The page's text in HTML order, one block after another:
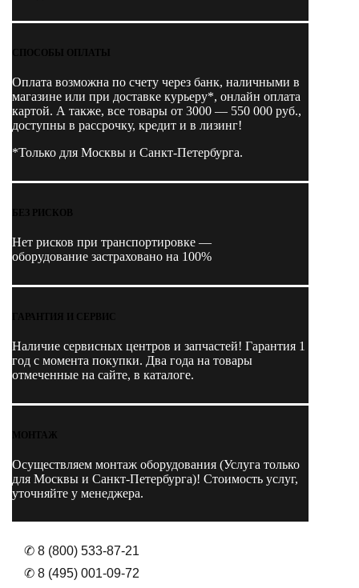
СПОСОБЫ ОПЛАТЫ
Оплата возможна по счету через банк, наличными в
магазине или при доставке курьеру*, онлайн оплата
картой. А также, все товары от 3000 — 550 000 руб.,
доступны в рассрочку, кредит и в лизинг!
*Только для Москвы и Санкт-Петербурга.
БЕЗ РИСКОВ
Нет рисков при транспортировке —
оборудование застраховано на 100%
ГАРАНТИЯ И СЕРВИС
Наличие сервисных центров и запчастей! Гарантия 1
год с момента покупки. Два года на товары
отмеченные на сайте, в каталоге.
МОНТАЖ
Осуществляем монтаж оборудования (Услуга только
для Москвы и Санкт-Петербурга)! Стоимость услуг,
уточняйте у менеджера.
✆ 8 (800) 533-87-21
✆ 8 (495) 001-09-72